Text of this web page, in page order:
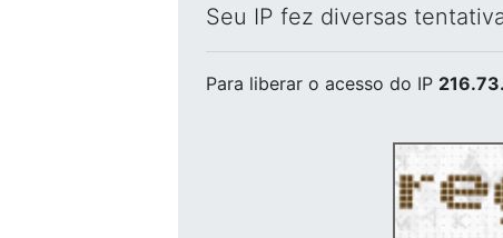
Seu IP fez diversas
Para liberar o acesso do IP